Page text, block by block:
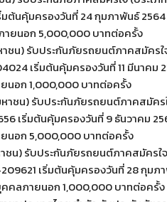
มต้นคุ้มครองวันที่ 24 กุมภาพันธ์
ยนอก 5,000,000 บาทต่อครั้ง
น) รับประกันภัยรถยนต์ภาคสมัครใจ
เริ่มต้นคุ้มครองวันที่ 11 มีนาคม
อก 1,000,000 บาทต่อครั้ง
ชน) รับประกันภัยรถยนต์ภาคสมัครใ
เริ่มต้นคุ้มครองวันที่ 9 ธันวาคม
อก 5,000,000 บาทต่อครั้ง
น) รับประกันภัยรถยนต์ภาคสมัครใจ
เริ่มต้นคุ้มครองวันที่ 28 กุม
คลภายนอก 1,000,000 บาทต่อครั้ง